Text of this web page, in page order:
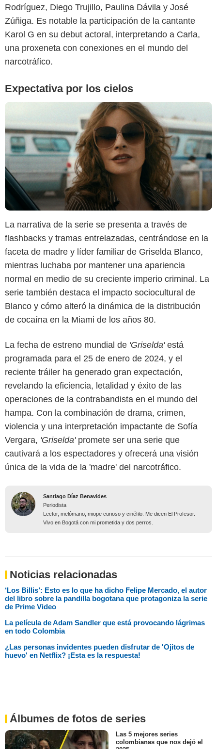
Rodríguez, Diego Trujillo, Paulina Dávila y José
Zúñiga. Es notable la participación de la cantante
Karol G en su debut actoral, interpretando a Carla,
una proxeneta con conexiones en el mundo del
narcotráfico.
Expectativa por los cielos
La narrativa de la serie se presenta a través de
flashbacks y tramas entrelazadas, centrándose en la
faceta de madre y líder familiar de Griselda Blanco,
mientras luchaba por mantener una apariencia
normal en medio de su creciente imperio criminal. La
serie también destaca el impacto sociocultural de
Blanco y cómo alteró la dinámica de la distribución
de cocaína en la Miami de los años 80.
La fecha de estreno mundial de 'Griselda' está
programada para el 25 de enero de 2024, y el
reciente tráiler ha generado gran expectación,
revelando la eficiencia, letalidad y éxito de las
operaciones de la contrabandista en el mundo del
hampa. Con la combinación de drama, crimen,
violencia y una interpretación impactante de Sofía
Vergara, 'Griselda'promete ser una serie que
cautivará a los espectadores y ofrecerá una visión
única de la vida de la 'madre' del narcotráfico.
Santiago Díaz Benavides
Periodista
Lector, melómano, miope curioso y cinéfilo. Me dicen El Profesor.
Vivo en Bogotá con mi prometida y dos perros.
Noticias relacionadas
‘Los Billis’: Esto es lo que ha dicho Felipe Mercado, el autor
del libro sobre la pandilla bogotana que protagoniza la serie
de Prime Video
La película de Adam Sandler que está provocando lágrimas
en todo Colombia
¿Las personas invidentes pueden disfrutar de 'Ojitos de
huevo' en Netflix? ¡Esta es la respuesta!
Álbumes de fotos de series
Las 5 mejores series
colombianas que nos dejó el